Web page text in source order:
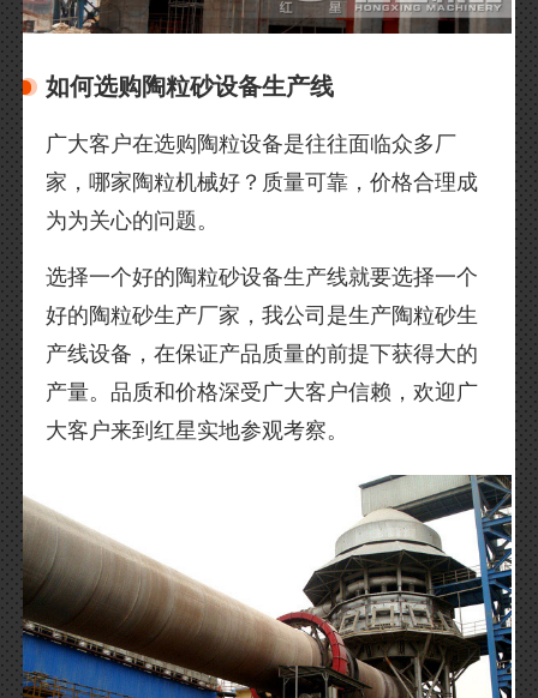
如何选购陶粒砂设备生产线
广大客户在选购陶粒设备是往往面临众多厂
家，哪家陶粒机械好？质量可靠，价格合理成
为为关心的问题。
选择一个好的陶粒砂设备生产线就要选择一个
好的陶粒砂生产厂家，我公司是生产陶粒砂生
产线设备，在保证产品质量的前提下获得大的
产量。品质和价格深受广大客户信赖，欢迎广
大客户来到红星实地参观考察。